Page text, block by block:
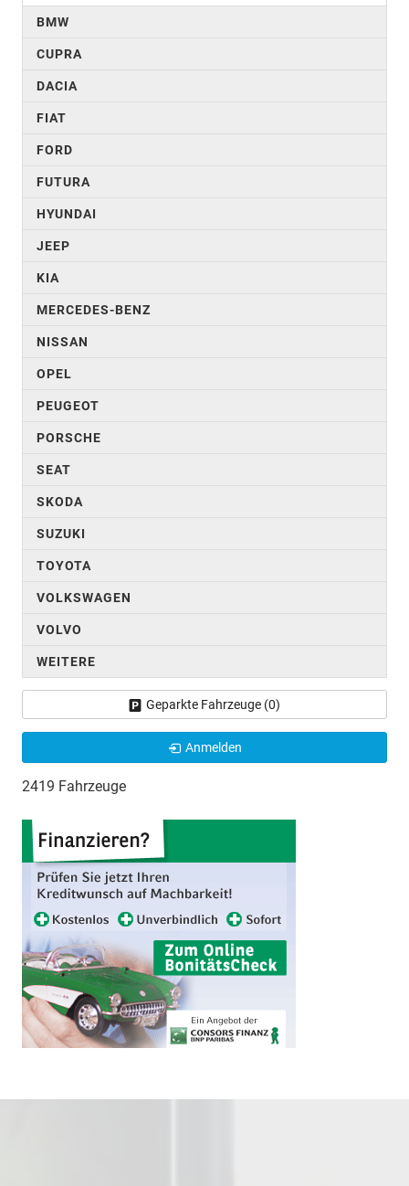
BMW
CUPRA
DACIA
FIAT
FORD
FUTURA
HYUNDAI
JEEP
KIA
MERCEDES-BENZ
NISSAN
OPEL
PEUGEOT
PORSCHE
SEAT
SKODA
SUZUKI
TOYOTA
VOLKSWAGEN
VOLVO
WEITERE
Geparkte Fahrzeuge (0)
Anmelden
2419 Fahrzeuge